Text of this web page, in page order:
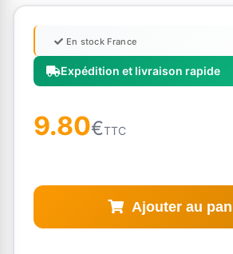
Expédition et livraison rapide
En stock France
9.80€TTC
Ajouter au